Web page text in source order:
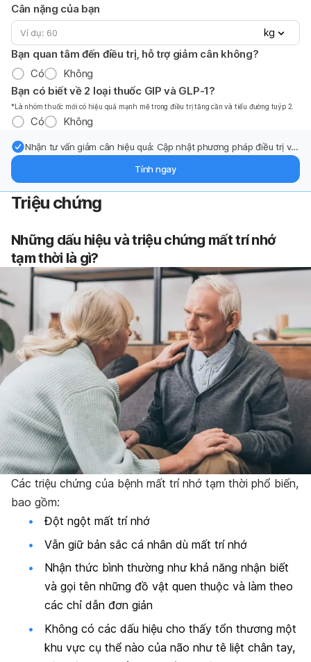
Cân nặng của bạn
kg
Bạn quan tâm đến điều trị, hỗ trợ giảm cân không?
Có
Không
Bạn có biết về 2 loại thuốc GIP và GLP-1?
*Là nhóm thuốc mới có hiệu quả mạnh mẽ trong điều trị tăng cần và tiểu đường tuýp 2.
Có Không
Nhận tư vấn giảm cân hiệu quả: Cập nhật phương pháp điều trị và
Tính ngay
Triệu chứng
Những dấu hiệu và triệu chứng mất trí nhớ
tạm thời là gì?
Các triệu chứng của bệnh mất trí nhớ tạm thời phổ biến,
bao gồm:
Đột ngột mất trí nhớ
Vẫn giữ bản sắc cá nhân dù mất trí nhớ
Nhận thức bình thường như khả năng nhận biết
và gọi tên những đồ vật quen thuộc và làm theo
các chỉ dẫn đơn giản
Không có các dấu hiệu cho thấy tổn thương một
khu vực cụ thể nào của não như tê liệt chân tay,